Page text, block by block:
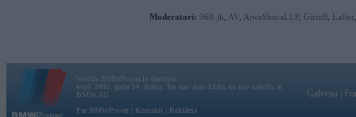
Moderatori: 968-jk AV AiwaShuraLLP, GirtzB Lafter
Vortāls BMWPower.lv darbojas
kopš 2002. gada 14. maija. Tas nav auto klubs un nav saistīts ar
BMW AG.
Par BMWPower
Kontakti Reklāma
Galvena